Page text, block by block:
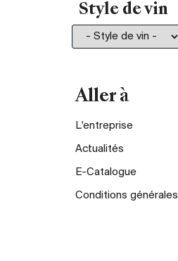
Style de vin
Aller à
L'entreprise
Actualités
E-Catalogue
Conditions générales